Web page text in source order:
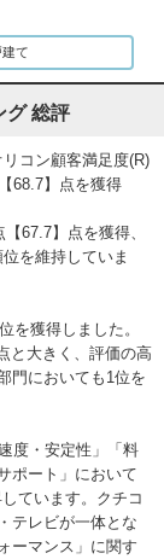
建て
グ 総評
コン顧客満足度(R)
68.7】点を獲得
67.7】点を獲得、
を維持していま
を獲得しました。
と大きく、評価の高
門においても1位を
度・安定性」「料
ポート」において
ています。クチコ
テレビが一体とな
ーマンス」に関す